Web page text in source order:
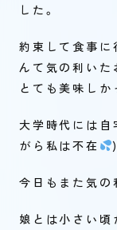
した。
約束して食事に
んて気の利い
とても美味しか
大学時代には
がら私は不在
今日もまた気の
娘とは小さい